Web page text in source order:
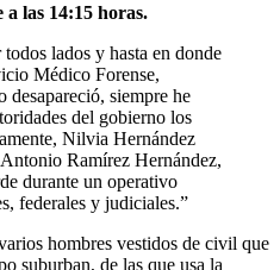
a las 14:15 horas.
lados y hasta en donde
Médico Forense,
desapareció, siempre he
del gobierno los
Nilvia Hernández
Ramírez Hernández,
durante un operativo
federales y judiciales.”
hombres vestidos de civil que
suburban, de las que usa la